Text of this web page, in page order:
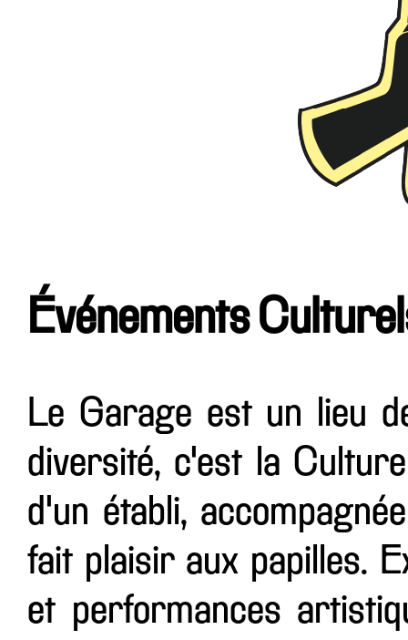
Événements
Le Garage est un lieu
diversité, c'est la
d'un établi,
fait plaisir aux papilles.
et performances